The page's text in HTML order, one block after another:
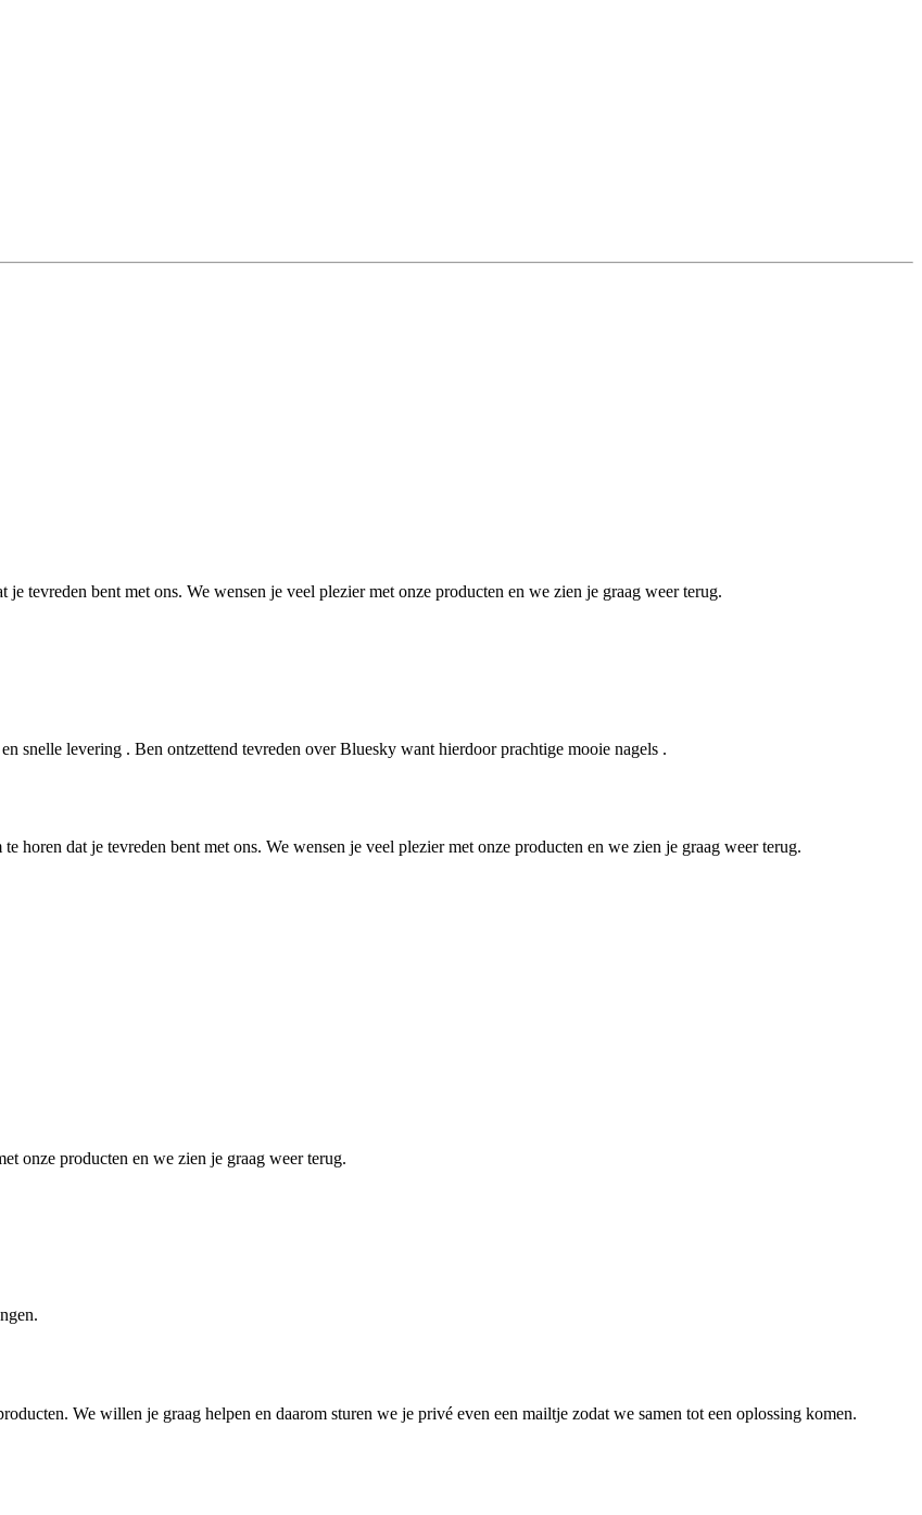
tevreden bent met ons. We wensen je veel plezier met onze producten en we zien je graag weer terug.
snelle levering . Ben ontzettend tevreden over Bluesky want hierdoor prachtige mooie nagels .
dat je tevreden bent met ons. We wensen je veel plezier met onze producten en we zien je graag weer terug.
onze producten en we zien je graag weer terug.
We willen je graag helpen en daarom sturen we je privé even een mailtje zodat we samen tot een oplossing komen.